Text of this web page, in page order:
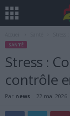
SANTÉ
Stress :
contrôle
Par news - 22 mai 2026